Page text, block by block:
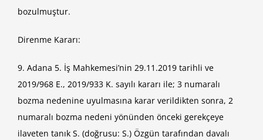
bozulmuştur.
Direnme Kararı:
9. Adana 5. İş Mahkemesi’nin 29.11.2019 tarihli ve
2019/968 E., 2019/933 K. sayılı kararı ile; 3 numaralı
bozma nedenine uyulmasına karar verildikten sonra, 2
numaralı bozma nedeni yönünden önceki gerekçeye
ilaveten tanık S. (doğrusu: S.) Özgün tarafından davalı